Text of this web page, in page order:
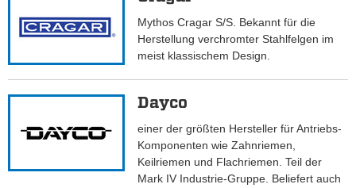
Mythos Cragar S/S. Bekannt für die
Herstellung verchromter Stahlfelgen im
meist klassischem Design.
Dayco
einer der größten Hersteller für Antriebs-
Komponenten wie Zahnriemen,
Keilriemen und Flachriemen. Teil der
Mark IV Industrie-Gruppe. Beliefert auch